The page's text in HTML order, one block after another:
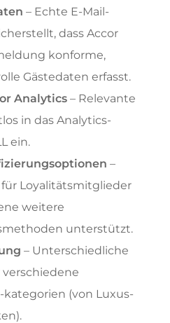
– Echte E-Mail-
dass Accor
konforme,
Gästedaten erfasst.
Analytics– Relevante
in das Analytics-
ein.
–
Loyalitätsmitglieder
weitere
unterstützt.
– Unterschiedliche
verschiedene
(von Luxus-